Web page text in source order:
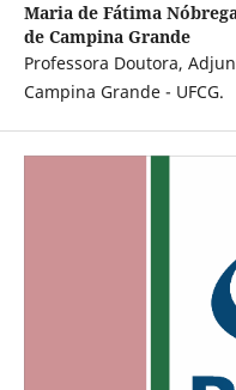
Maria de Fátima
de Campina Grande
Professora Doutora,
Campina Grande - UFCG.